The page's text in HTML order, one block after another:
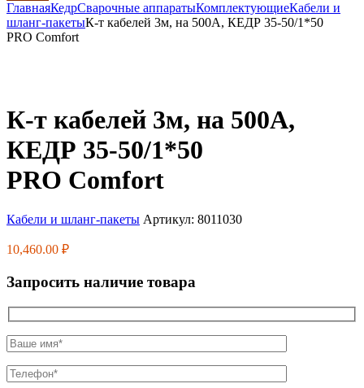
ГлавнаяКедрСварочные аппаратыКомплектующиеКабели и
шланг-пакетыК-т кабелей 3м, на 500А, КЕДР 35-50/1*50
PRO Comfort
К-т кабелей 3м, на 500А,
КЕДР 35-50/1*50
PRO Comfort
Кабели и шланг-пакеты Артикул: 8011030
10,460.00 ₽
Запросить наличие товара